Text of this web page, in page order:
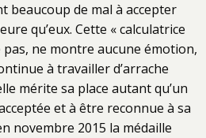
beaucoup de mal à accepter
qu’eux. Cette « calculatrice
ne montre aucune émotion,
à travailler d’arrache
mérite sa place autant qu’un
et à être reconnue à sa
novembre 2015 la médaille